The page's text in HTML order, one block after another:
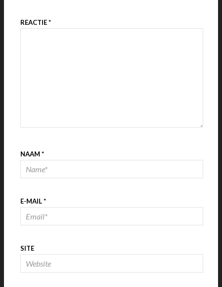
REACTIE*
NAAM *
E-MAIL*
SITE